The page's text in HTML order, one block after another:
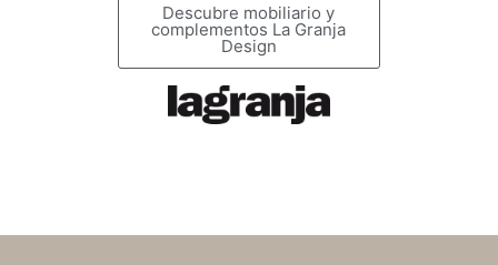
Descubre mobiliario y
complementos La Granja
Design